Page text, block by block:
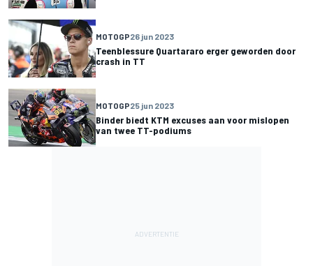
MOTOGP26 jun 2023
Teenblessure Quartararo erger geworden door
crash in TT
MOTOGP25 jun 2023
Binder biedt KTM excuses aan voor mislopen
van twee TT-podiums